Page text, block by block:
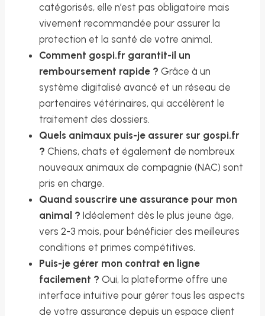
catégorisés, elle n’est pas obligatoire mais
vivement recommandée pour assurer la
protection et la santé de votre animal.
Comment gospi.fr garantit-il un
remboursement rapide ? Grâce à un
système digitalisé avancé et un réseau de
partenaires vétérinaires, qui accélèrent le
traitement des dossiers.
Quels animaux puis-je assurer sur gospi.fr
? Chiens, chats et également de nombreux
nouveaux animaux de compagnie (NAC) sont
pris en charge.
Quand souscrire une assurance pour mon
animal ? Idéalement dès le plus jeune âge,
vers 2-3 mois, pour bénéficier des meilleures
conditions et primes compétitives.
Puis-je gérer mon contrat en ligne
facilement ? Oui, la plateforme offre une
interface intuitive pour gérer tous les aspects
de votre assurance depuis un espace client